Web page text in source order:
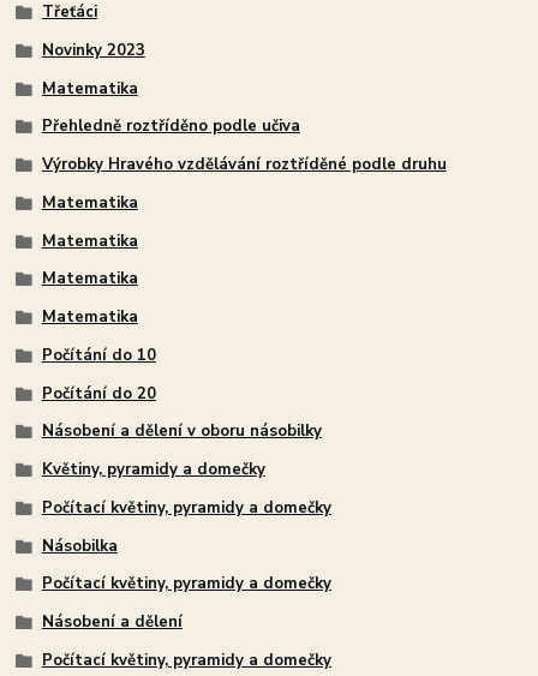
Třeťáci
Novinky 2023
Matematika
Přehledně roztříděno podle učiva
Výrobky Hravého vzdělávání roztříděné podle druhu
Matematika
Matematika
Matematika
Matematika
Počítání do 10
Počítání do 20
Násobení a dělení v oboru násobilky
Květiny, pyramidy a domečky
Počítací květiny, pyramidy a domečky
Násobilka
Počítací květiny, pyramidy a domečky
Násobení a dělení
Počítací květiny, pyramidy a domečky